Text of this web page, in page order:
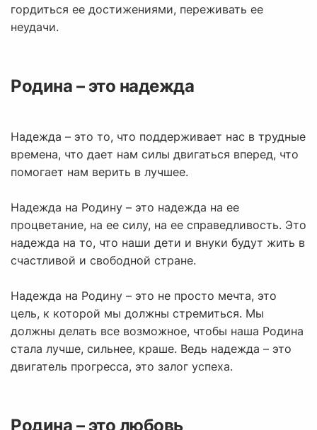
гордиться ее достижениями, переживать ее
неудачи.
Родина – это надежда
Надежда – это то, что поддерживает нас в трудные
времена, что дает нам силы двигаться вперед, что
помогает нам верить в лучшее.
Надежда на Родину – это надежда на ее
процветание, на ее силу, на ее справедливость. Это
надежда на то, что наши дети и внуки будут жить в
счастливой и свободной стране.
Надежда на Родину – это не просто мечта, это
цель, к которой мы должны стремиться. Мы
должны делать все возможное, чтобы наша Родина
стала лучше, сильнее, краше. Ведь надежда – это
двигатель прогресса, это залог успеха.
Родина – это любовь